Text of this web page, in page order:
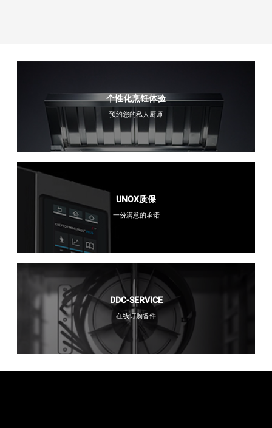
个性化烹饪体验
预约您的私人厨师
UNOX质保
一份满意的承诺
DDC-SERVICE
在线订购备件